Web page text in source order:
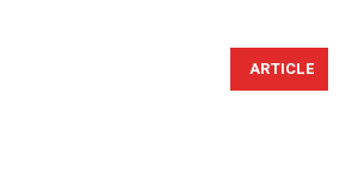
ARTICLE